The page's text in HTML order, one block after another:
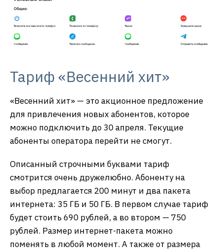
Тариф «Весенний хит»
«Весенний хит» — это акционное предложение
для привлечения новых абонентов, которое
можно подключить до 30 апреля. Текущие
абоненты оператора перейти не смогут.
Описанный строчными буквами тариф
смотрится очень дружелюбно. Абоненту на
выбор предлагается 200 минут и два пакета
интернета: 35 ГБ и 50 ГБ. В первом случае тариф
будет стоить 690 рублей, а во втором — 750
рублей. Размер интернет-пакета можно
поменять в любой момент. А также от размера